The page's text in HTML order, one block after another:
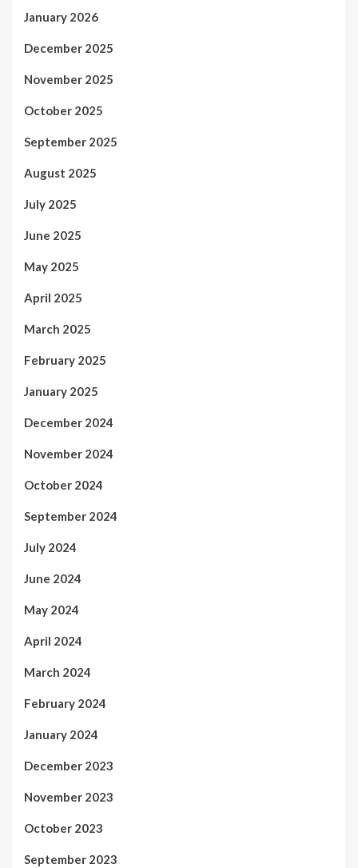
January 2026
December 2025
November 2025
October 2025
September 2025
August 2025
July 2025
June 2025
May 2025
April 2025
March 2025
February 2025
January 2025
December 2024
November 2024
October 2024
September 2024
July 2024
June 2024
May 2024
April 2024
March 2024
February 2024
January 2024
December 2023
November 2023
October 2023
September 2023